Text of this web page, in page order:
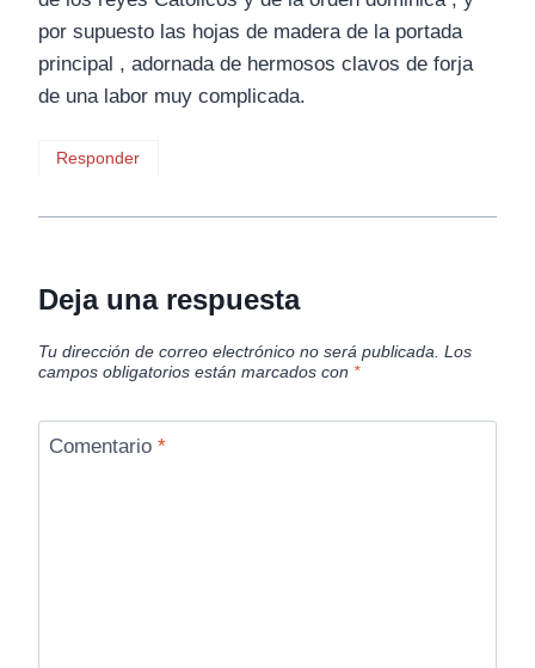
por supuesto las hojas de madera de la portada
principal , adornada de hermosos clavos de forja
de una labor muy complicada.
Responder
Deja una respuesta
Tu dirección de correo electrónico no será publicada. Los
campos obligatorios están marcados con *
Comentario *